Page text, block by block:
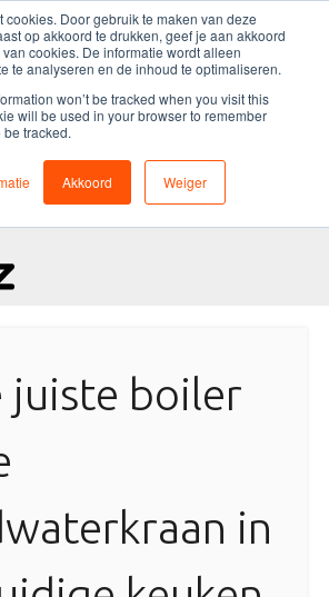
cookies. Door gebruik te maken van deze
op akkoord te drukken, geef je aan akkoord
cookies. De informatie wordt alleen
te analyseren en de inhoud te optimaliseren.
won’t be tracked when you visit this
will be used in your browser to remember
tracked.
Akkoord Weiger
Selsiuz
Kokend water kraan
Webshop onderdelen
juiste boiler
in